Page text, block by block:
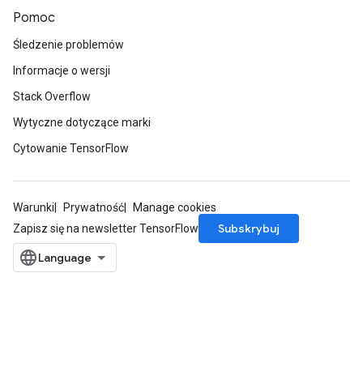
Pomoc
Śledzenie problemów
Informacje o wersji
Stack Overflow
Wytyczne dotyczące marki
Cytowanie TensorFlow
Warunki Prywatność
Manage cookies
Zapisz się na newsletter TensorFlow
Subskrybuj